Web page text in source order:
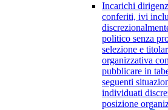
Incarichi
conferiti, ivi
politico senza
selezione e
organizzativa
pubblicare in
seguenti
individuati
posizione